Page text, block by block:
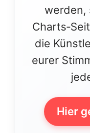
werden,
die
eurer
Hier